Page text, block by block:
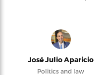
José Julio Aparicio
Politics and law